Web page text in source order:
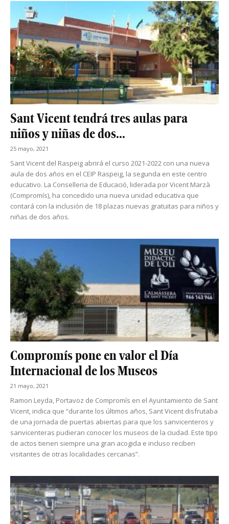
Sant Vicent tendrá tres aulas para
niños y niñas de dos...
25 mayo, 2021
Sant Vicent del Raspeig abrirá el curso 2021-2022 con una nueva
aula de dos años en el CEIP Raspeig, la segunda en este centro
educativo. La Conselleria de Educació, liderada por Vicent Marzà
(Compromís), ha concedido una nueva unidad educativa que
contará con la inclusión de 18 plazas nuevas gratuitas para niños y
niñas de dos años.
Compromís pone en valor el Día
Internacional de los Museos
21 mayo, 2021
Ramon Leyda, Portavoz de Compromís en el Ayuntamiento de Sant
Vicent, indica que “durante los últimos años, Sant Vicent disfrutaba
de una jornada de puertas abiertas para que los sanvicenteros y
sanvicenteras pudieran conocer los museos de la ciudad. Este tipo
de actos tienen siempre una gran acogida e incluso reciben
visitantes de otras localidades cercanas”.